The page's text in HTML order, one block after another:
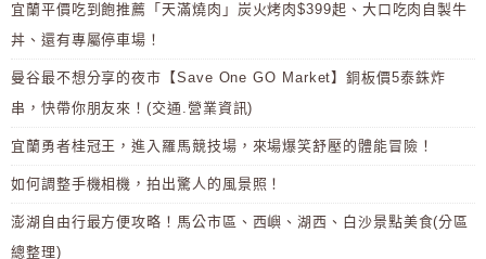
宜蘭平價吃到飽推薦「天滿燒肉」炭火烤肉$399起、大口吃肉自製牛
丼、還有專屬停車場！
曼谷最不想分享的夜市【Save One GO Market】銅板價5泰銖炸
串，快帶你朋友來！(交通.營業資訊)
宜蘭勇者桂冠王，進入羅馬競技場，來場爆笑舒壓的體能冒險！
如何調整手機相機，拍出驚人的風景照！
澎湖自由行最方便攻略！馬公市區、西嶼、湖西、白沙景點美食(分區
總整理)